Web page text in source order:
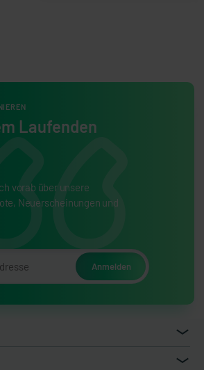
Laufenden
vorab über unsere
Neuerscheinungen und